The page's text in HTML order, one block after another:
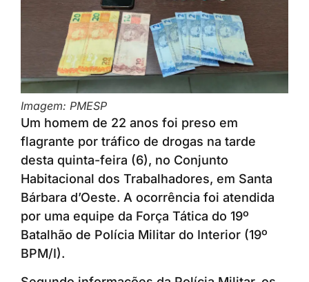
Imagem: PMESP
Um homem de 22 anos foi preso em
flagrante por tráfico de drogas na tarde
desta quinta-feira (6), no Conjunto
Habitacional dos Trabalhadores, em Santa
Bárbara d’Oeste. A ocorrência foi atendida
por uma equipe da Força Tática do 19º
Batalhão de Polícia Militar do Interior (19º
BPM/I).